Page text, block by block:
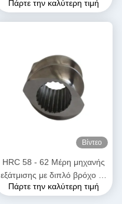
σκληρότητα Διπλή πτήση
Πάρτε την καλύτερη τιμή
Βίντεο
HRC 58 - 62 Μέρη μηχανής
εξάτμισης με διπλό βρόχο με
στοιχεία εξάτμισης για
Πάρτε την καλύτερη τιμή